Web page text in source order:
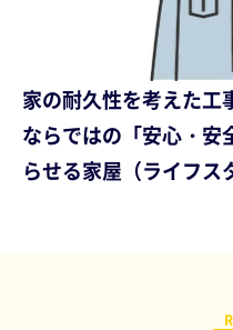
家の耐久性を考えた工
ならではの「安心・安
らせる家屋（ライフス